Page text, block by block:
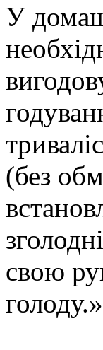
У
(без
свою
голоду.»